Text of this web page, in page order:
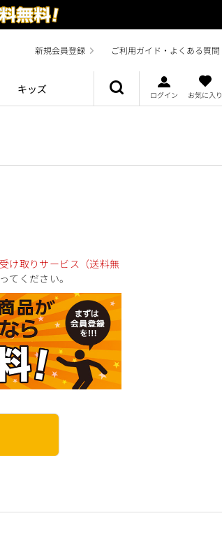
新規会員登録 ご利用ガイド・よくある質問
キッズ ログイン お気に入り
け取りサービス（送料無
てください。